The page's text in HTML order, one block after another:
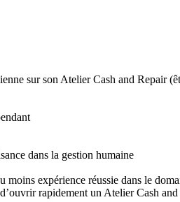
sur son Atelier Cash and Repair
dans la gestion humaine
moins expérience réussie dans le
rapidement un Atelier Cash